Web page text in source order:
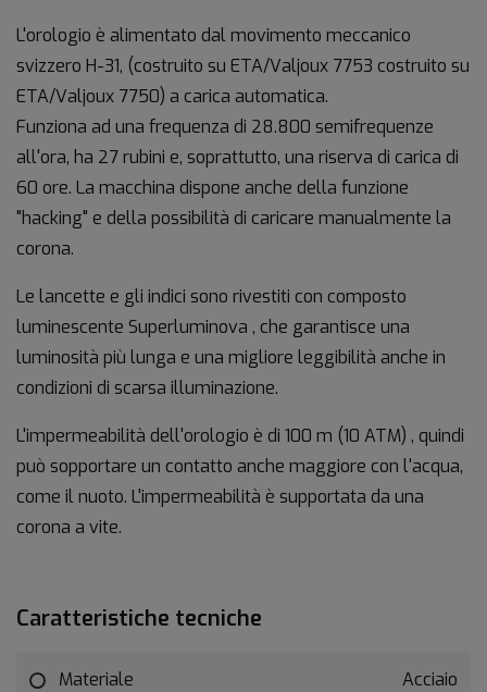
L'orologio è alimentato dal movimento meccanico
svizzero H-31, (costruito su ETA/Valjoux 7753 costruito su
ETA/Valjoux 7750) a carica automatica.
Funziona ad una frequenza di 28.800 semifrequenze
all'ora, ha 27 rubini e, soprattutto, una riserva di carica di
60 ore. La macchina dispone anche della funzione
"hacking" e della possibilità di caricare manualmente la
corona.
Le lancette e gli indici sono rivestiti con composto
luminescente Superluminova , che garantisce una
luminosità più lunga e una migliore leggibilità anche in
condizioni di scarsa illuminazione.
L'impermeabilità dell'orologio è di 100 m (10 ATM) , quindi
può sopportare un contatto anche maggiore con l'acqua,
come il nuoto. L'impermeabilità è supportata da una
corona a vite.
Caratteristiche tecniche
Materiale
Acciaio